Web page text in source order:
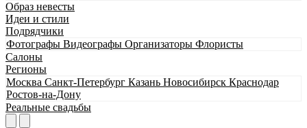
Образ невесты
Идеи и стили
Подрядчики
Фотографы Видеографы Организаторы Флористы
Салоны
Регионы
Москва Санкт-Петербург Казань Новосибирск Краснодар
Ростов-на-Дону
Реальные свадьбы